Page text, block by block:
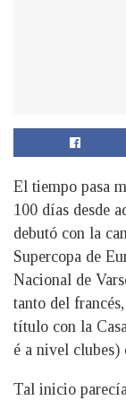
El tiempo pasa
100 días desde
debutó con la
Supercopa de
Nacional de
tanto del
título con la
é a nivel clubes)
Tal inicio